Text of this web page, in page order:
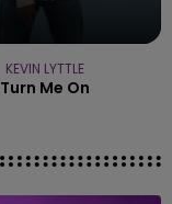
KEVIN LYTTLE
Turn Me On